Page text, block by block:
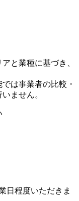
と業種に基づき、
は事業者の比較・
ません。
日程度いただきま